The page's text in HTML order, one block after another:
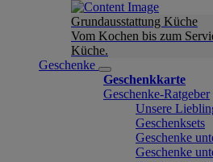
Grundausstattung Küche
Vom Kochen bis zum
Küche.
Geschenke
Geschenkkarte
Geschenke-Ratgeber
Unsere
Geschenksets
Geschenke
Geschenke